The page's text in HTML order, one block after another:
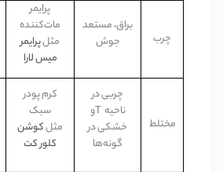
چرب
براق، مستعد
جوش
پرایمر
مات‌کننده
مثلپرایمر
میس لارا
مختلط
چربی در
ناحیهTو
خشکی در
گونه‌ها
کرم پودر
سبک
مثلکوشن
کلور کت